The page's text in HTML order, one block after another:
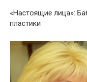
«Настօящие лицa»:
плacтики